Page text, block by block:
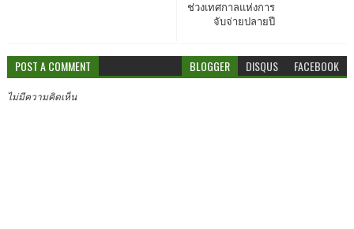
ช่วงเทศกาลแห่งการ
จับจ่ายปลายปี
POST A COMMENT BLOGGER DISQUS FACEBOOK
ไม่มีความคิดเห็น